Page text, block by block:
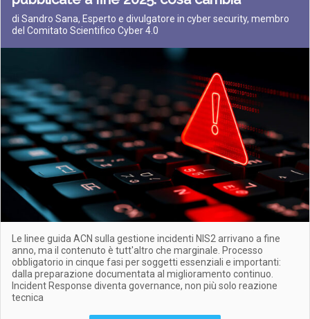
di Sandro Sana, Esperto e divulgatore in cyber security, membro
del Comitato Scientifico Cyber 4.0
Le linee guida ACN sulla gestione incidenti NIS2 arrivano a fine
anno, ma il contenuto è tutt'altro che marginale. Processo
obbligatorio in cinque fasi per soggetti essenziali e importanti:
dalla preparazione documentata al miglioramento continuo.
Incident Response diventa governance, non più solo reazione
tecnica